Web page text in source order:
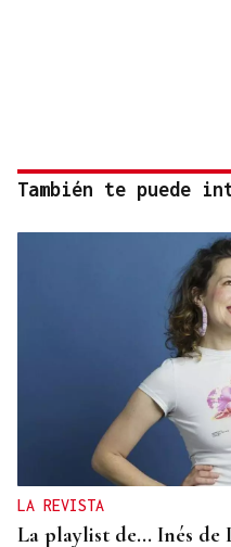
También te puede
LA REVISTA
La playlist de... Inés de